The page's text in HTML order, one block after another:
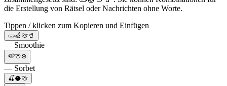
die Erstellung von Rätsel oder Nachrichten ohne Worte.
Tippen / klicken zum Kopieren und Einfügen
🥒🍏🍈🥤
— Smoothie
🍉🍈❄️
— Sorbet
🍒🥥🍈